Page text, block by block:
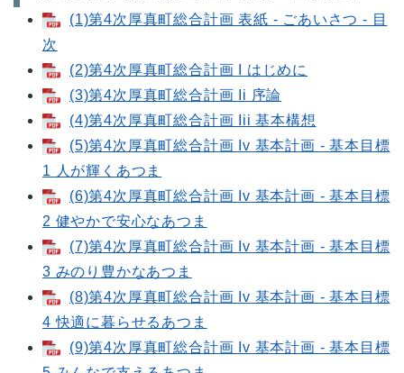
(1)第4次厚真町総合計画 表紙 ‐ ごあいさつ ‐ 目
次
(2)第4次厚真町総合計画 I はじめに
(3)第4次厚真町総合計画 Ii 序論
(4)第4次厚真町総合計画 Iii 基本構想
(5)第4次厚真町総合計画 Iv 基本計画 ‐ 基本目標
1 人が輝くあつま
(6)第4次厚真町総合計画 Iv 基本計画 ‐ 基本目標
2 健やかで安心なあつま
(7)第4次厚真町総合計画 Iv 基本計画 ‐ 基本目標
3 みのり豊かなあつま
(8)第4次厚真町総合計画 Iv 基本計画 ‐ 基本目標
4 快適に暮らせるあつま
(9)第4次厚真町総合計画 Iv 基本計画 ‐ 基本目標